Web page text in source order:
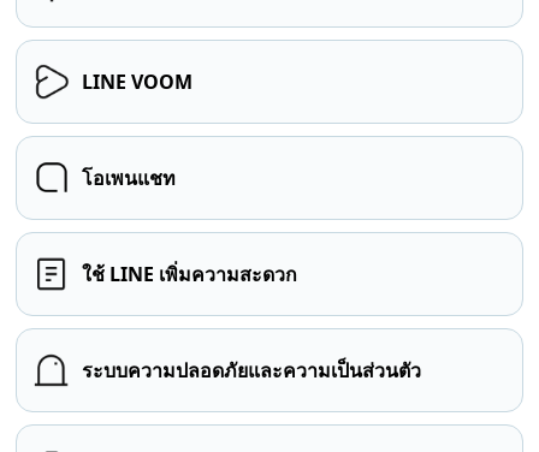
LINE VOOM
โอเพนแชท
ใช้ LINE เพิ่มความสะดวก
ระบบความปลอดภัยและความเป็นส่วนตัว